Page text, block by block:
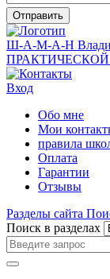
Отправить
Ш-А-М-А-Н
Вход
Обо мне
Мои
правила
Оплата
Гарантии
Отзывы
Разделы сайта
Поиск в разделах